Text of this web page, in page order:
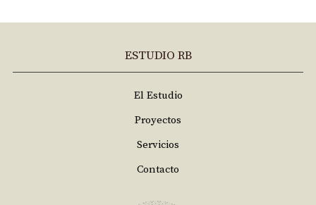
ESTUDIO RB
El Estudio
Proyectos
Servicios
Contacto